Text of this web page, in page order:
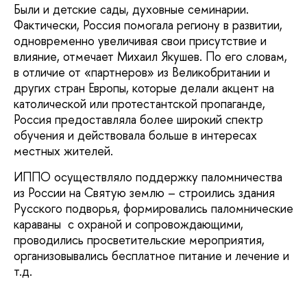
Были и детские сады, духовные семинарии.
Фактически, Россия помогала региону в развитии,
одновременно увеличивая свои присутствие и
влияние, отмечает Михаил Якушев. По его словам,
в отличие от «партнеров» из Великобритании и
других стран Европы, которые делали акцент на
католической или протестантской пропаганде,
Россия предоставляла более широкий спектр
обучения и действовала больше в интересах
местных жителей.
ИППО осуществляло поддержку паломничества
из России на Святую землю – строились здания
Русского подворья, формировались паломнические
караваны с охраной и сопровождающими,
проводились просветительские мероприятия,
организовывались бесплатное питание и лечение и
т.д.